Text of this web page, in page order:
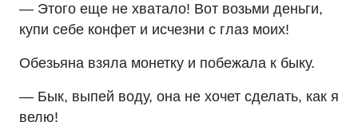
— Этого еще не хватало! Вот возьми деньги,
купи себе конфет и исчезни с глаз моих!
Обезьяна взяла монетку и побежала к быку.
— Бык, выпей воду, она не хочет сделать, как я
велю!